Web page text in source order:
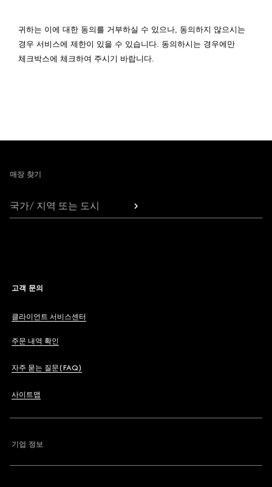
귀하는 이에 대한 동의를 거부하실 수 있으나, 동의하지 않으시는
경우 서비스에 제한이 있을 수 있습니다. 동의하시는 경우에만
체크박스에 체크하여 주시기 바랍니다.
Footer
매장 찾기
국가/ 지역 또는 도시
고객 문의
클라이언트 서비스센터
주문 내역 확인
자주 묻는 질문(FAQ)
사이트맵
기업 정보